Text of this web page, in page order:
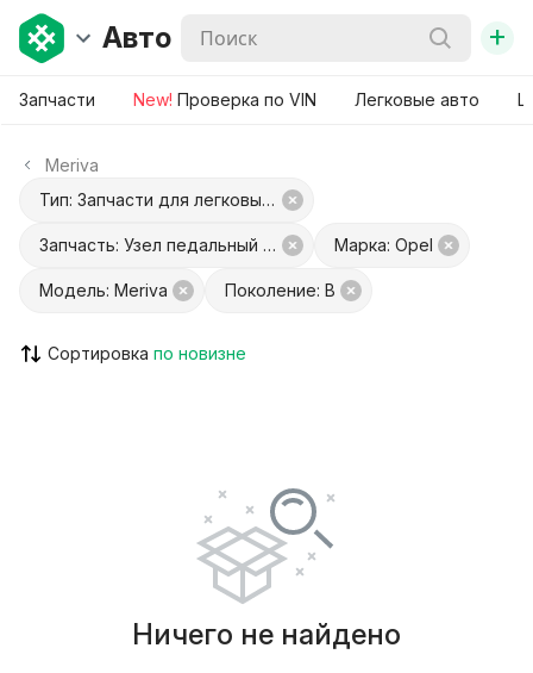
Авто +
Запчасти New! Проверка по VIN Легковые авто
Meriva
Тип: Запчасти для легковых авто
Запчасть: Узел педальный (блок педалей) Марка: Opel
Модель: Meriva Поколение: B
Сортировка
Ничего не найдено